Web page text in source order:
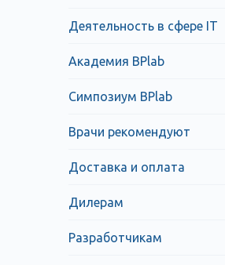
Деятельность в сфере IT
Академия BPlab
Симпозиум BPlab
Врачи рекомендуют
Доставка и оплата
Дилерам
Разработчикам